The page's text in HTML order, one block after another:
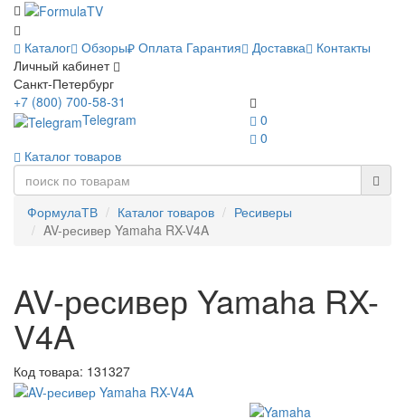
Каталог Обзоры Оплата Гарантия Доставка
Контакты
Личный кабинет
Санкт-Петербург
0
0
+7 (800) 700-58-31
Telegram
Каталог товаров
ФормулаТВ Каталог товаров
Ресиверы
AV-ресивер Yamaha RX-V4A
AV-ресивер Yamaha RX-
V4A
Код товара: 131327